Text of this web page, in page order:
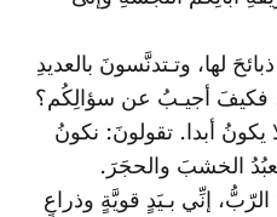
لها، وتـتدنَّسونَ بالعديدِ
فكيفَ أجيـبُ عن سؤالِكُم؟
أبدا. تقولونَ: نكونُ
الخشبَ والحجَرَ.
إنِّي بـيَدٍ قويَّةٍ وذراعٍ